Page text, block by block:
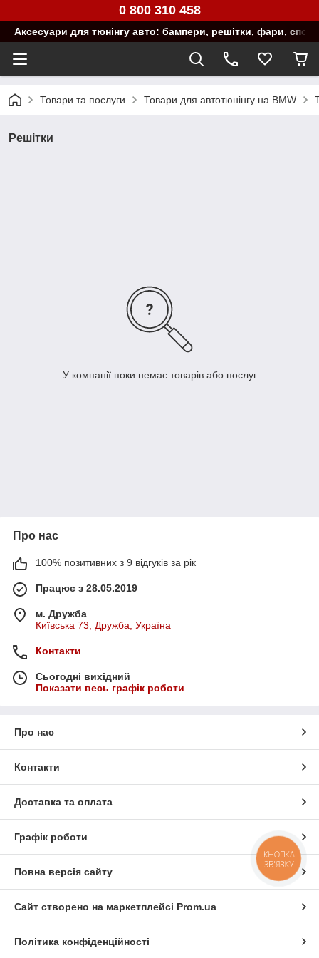
0 800 310 458
Аксесуари для тюнінгу авто: бампери, решітки, фари,
Товари та послуги Товари для автотюнінгу на BMW
Решітки
У компанії поки немає товарів або послуг
Про нас
100% позитивних з 9 відгуків за рік
Працює з 28.05.2019
м. Дружба
Київська 73, Дружба, Україна
Контакти
Сьогодні вихідний
Показати весь графік роботи
Про нас
Контакти
Доставка та оплата
Графік роботи
Повна версія сайту
Сайт створено на маркетплейсі Prom.ua
Політика конфіденційності
КНОПКА
ЗВ'ЯЗКУ